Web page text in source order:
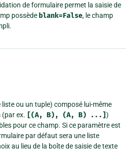
de formulaire permet la saisie de
possède blank=False, le champ
ou un tuple) composé lui-même
(par ex. [(A, B), (A, B) ...])
pour ce champ. Si ce paramètre est
par défaut sera une liste
au lieu de la boîte de saisie de texte